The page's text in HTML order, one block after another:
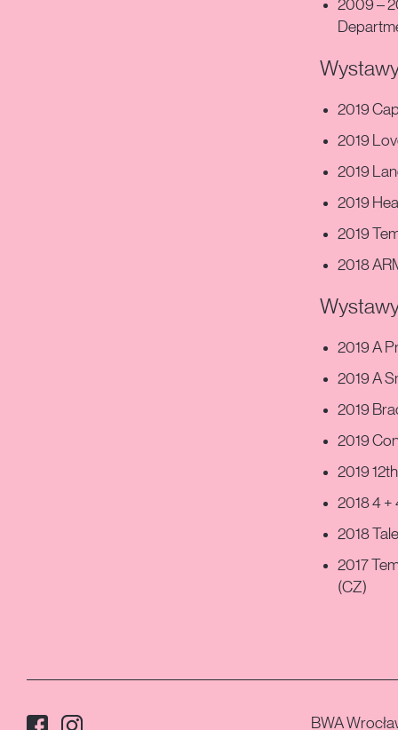
2009 –
2019
2019
2019
2019
2019
2018
2019 A
2019 A
2019
2019
2019
2018 4 +
2018
2017
(CZ)
Media społecznościowe:
FacebookInstagram BWA